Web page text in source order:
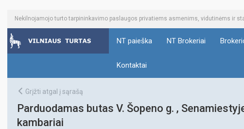
Nekilnojamojo turto tarpininkavimo paslaugos privatiems asmenims, vidutinėms ir
NT paieška NT Brokeriai
Kontaktai
Grįžti atgal į sąrašą
Parduodamas butas V. Šopeno g. ,
kambariai